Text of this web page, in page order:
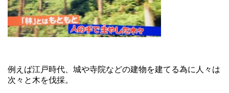
例えば江戸時代、城や寺院などの建物を建てる為に人々は
次々と木を伐採。